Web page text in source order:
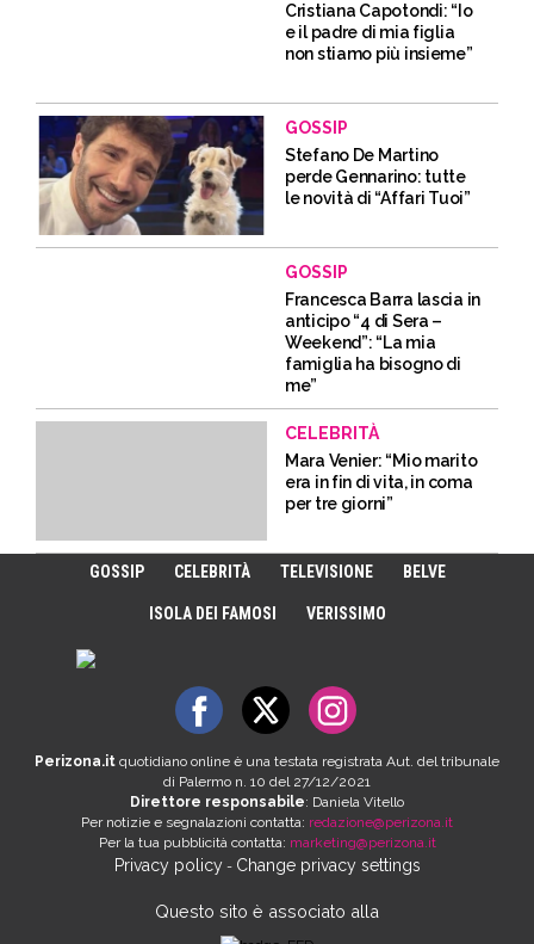
Cristiana Capotondi: “Io
e il padre di mia figlia
non stiamo più insieme”
GOSSIP
Stefano De Martino
perde Gennarino: tutte
le novità di “Affari Tuoi”
GOSSIP
Francesca Barra lascia in
anticipo “4 di Sera –
Weekend”: “La mia
famiglia ha bisogno di
me”
CELEBRITÀ
Mara Venier: “Mio marito
era in fin di vita, in coma
per tre giorni”
GOSSIP CELEBRITÀ TELEVISIONE BELVE
ISOLA DEI FAMOSI VERISSIMO
Perizona.it quotidiano online è una testata registrata Aut. del tribunale
di Palermo n. 10 del 27/12/2021
Direttore responsabile: Daniela Vitello
Per notizie e segnalazioni contatta: redazione@perizona.it
Per la tua pubblicità contatta: marketing@perizona.it
Privacy policy- Change privacy settings
Questo sito è associato alla